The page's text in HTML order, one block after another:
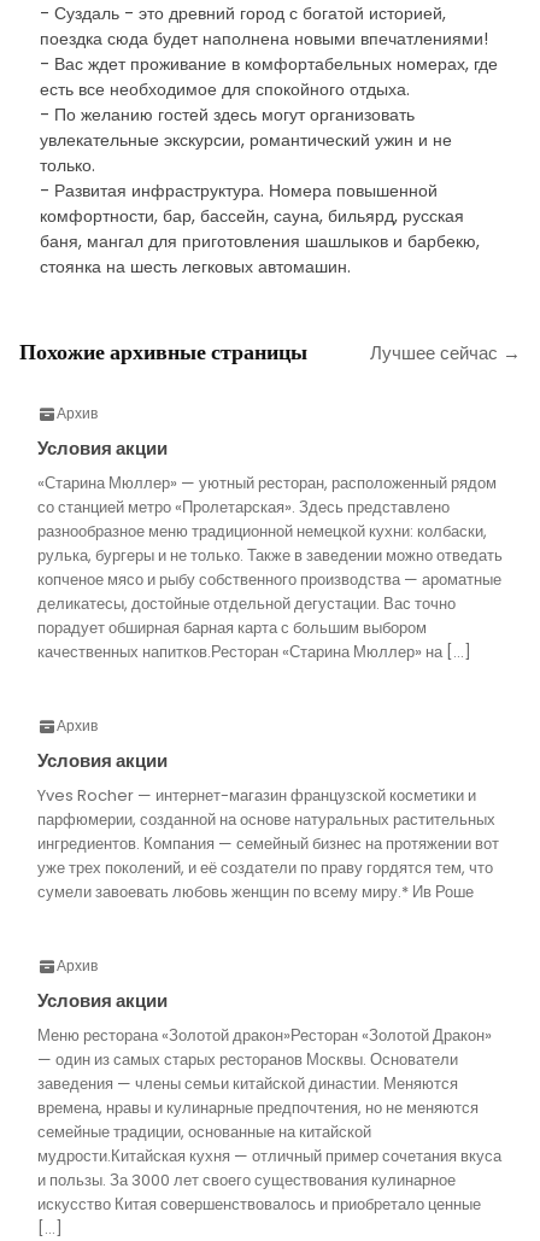
- Суздаль - это древний город с богатой историей,
поездка сюда будет наполнена новыми впечатлениями!
- Вас ждет проживание в комфортабельных номерах, где
есть все необходимое для спокойного отдыха.
- По желанию гостей здесь могут организовать
увлекательные экскурсии, романтический ужин и не
только.
- Развитая инфраструктура. Номера повышенной
комфортности, бар, бассейн, сауна, бильярд, русская
баня, мангал для приготовления шашлыков и барбекю,
стоянка на шесть легковых автомашин.
Похожие архивные страницы Лучшее сейчас →
Архив
Условия акции
«Старина Мюллер» — уютный ресторан, расположенный рядом
со станцией метро «Пролетарская». Здесь представлено
разнообразное меню традиционной немецкой кухни: колбаски,
рулька, бургеры и не только. Также в заведении можно отведать
копченое мясо и рыбу собственного производства — ароматные
деликатесы, достойные отдельной дегустации. Вас точно
порадует обширная барная карта с большим выбором
качественных напитков.Ресторан «Старина Мюллер» на […]
Архив
Условия акции
Yves Rocher — интернет-магазин французской косметики и
парфюмерии, созданной на основе натуральных растительных
ингредиентов. Компания — семейный бизнес на протяжении вот
уже трех поколений, и её создатели по праву гордятся тем, что
сумели завоевать любовь женщин по всему миру.* Ив Роше
Архив
Условия акции
Меню ресторана «Золотой дракон»Ресторан «Золотой Дракон»
— один из самых старых ресторанов Москвы. Основатели
заведения — члены семьи китайской династии. Меняются
времена, нравы и кулинарные предпочтения, но не меняются
семейные традиции, основанные на китайской
мудрости.Китайская кухня — отличный пример сочетания вкуса
и пользы. За 3000 лет своего существования кулинарное
искусство Китая совершенствовалось и приобретало ценные
[…]